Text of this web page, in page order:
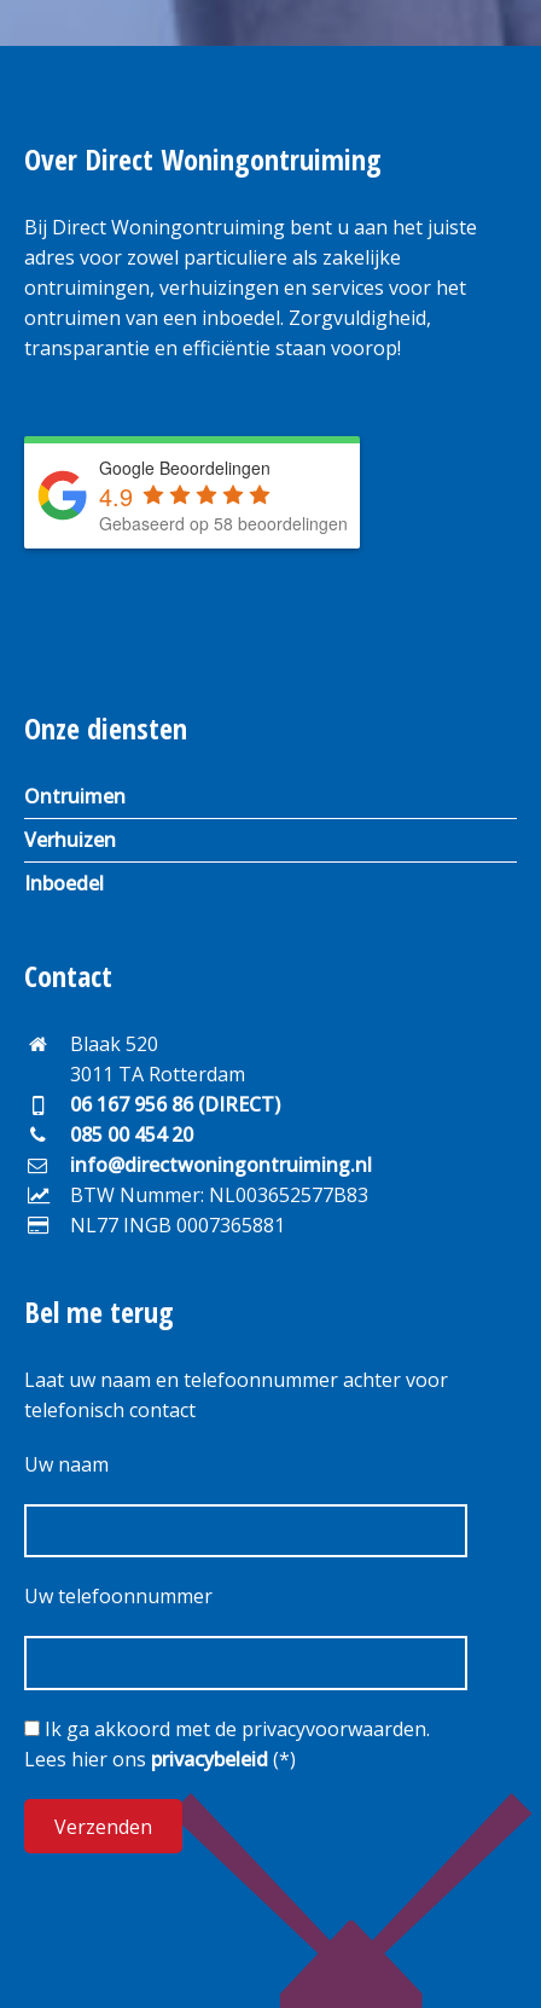
Over Direct Woningontruiming
Bij Direct Woningontruiming bent u aan het juiste
adres voor zowel particuliere als zakelijke
ontruimingen, verhuizingen en services voor het
ontruimen van een inboedel. Zorgvuldigheid,
transparantie en efficiëntie staan voorop!
Google Beoordelingen
4.9
Gebaseerd op 58 beoordelingen
Onze diensten
Ontruimen
Verhuizen
Inboedel
Contact
Blaak 520
3011 TA Rotterdam
06 167 956 86 (DIRECT)
085 00 454 20
info@directwoningontruiming.nl
BTW Nummer: NL003652577B83
NL77 INGB 0007365881
Bel me terug
Laat uw naam en telefoonnummer achter voor
telefonisch contact
Uw naam
Uw telefoonnummer
Ik ga akkoord met de privacyvoorwaarden.
Lees hier ons privacybeleid(*)